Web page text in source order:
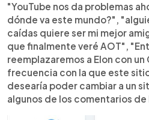
"YouTube nos da problemas
dónde va este mundo?",
caídas quiere ser mi mejor
que finalmente veré AOT",
reemplazaremos a Elon con
frecuencia con la que este
desearía poder cambiar a un
algunos de los comentarios